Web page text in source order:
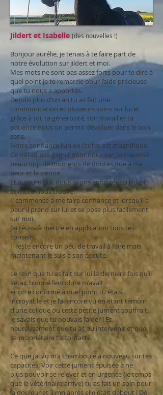
Jildert et Isabelle (des nouvelles !)
Bonjour aurélie, je tenais à te faire part de
notre évolution sur jildert et moi.
Mes mots ne sont pas assez forts pour te dire à
quel point je te remercie pour l’aide précieuse
que tu nous a apportés.
Depuis plus d’un an tu as fait une
communication et plusieurs soins sur lui et
grâce à toi, ta générosité, ton travail et ta
patience nous on permit d’évoluer dans le bon
sens.
Notre confiance l’un en l’autre est magnifique.
Ce n’était pas gagné pour nous car j’ai traversé
beaucoup de moments de doutes due à ma
peur et la sienne.
Et aujourd’hui, nous avons enfin réussi jildert
et moi à nous trouver.
Il commence à me faire confiance et lorsqu’il a
peur il prend sur lui et se pose plus facilement
sur moi.
J’ai réussi à mettre en application tous tes
conseils.
Il reste encore un peu de travail à faire mais
maintenant je suis à son écoute.
Le soin que tu as fait sur lui la dernière fois qu’il
s’était bloqué l’encolure m’avait
encoreconfirmé à quel point tu étais
incroyable et je l’ai encore vu en étant témoin
d’une colique ou cette petite jument souffrait.
Je savais que tu pouvais l’aider ! Et
heureusement que tu as pu intervenir et que
sa propriétaire t’a contacté.
Ce que j’ai vu m’a chamboulé à nouveau sur tes
capacités. Voir cette jument épuisée à ne
plus pouvoir se relever et en urgence (le temps
que le vétérinaire arrive) tu as fait un soin pour
la douleur et 3 mn après elle était debout ! De